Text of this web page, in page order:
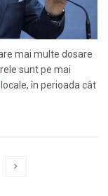
mai multe dosare
sunt pe mai
în perioada cât